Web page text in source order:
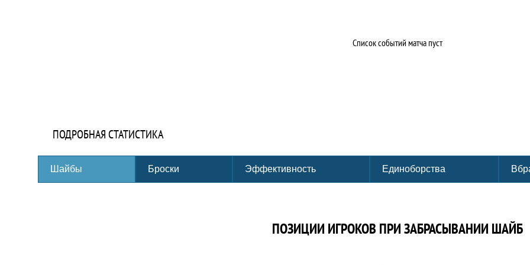
Список событий матча пуст
ПОДРОБНАЯ СТАТИСТИКА
Шайбы Броски Эффективность Единоборства
ПОЗИЦИИ ИГРОКОВ ПРИ ЗАБРАСЫВАНИИ ШАЙБ